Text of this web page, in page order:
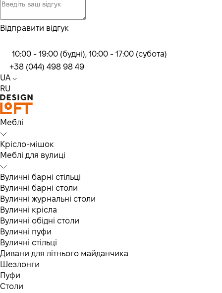
Відправити відгук
10:00 - 19:00 (будні), 10:00 - 17:00 (субота)
+38 (044) 498 98 49
UA
RU
Меблі
Крісло-мішок
Меблі для вулиці
Вуличні барні стільці
Вуличні барні столи
Вуличні журнальні столи
Вуличні крісла
Вуличні обідні столи
Вуличні пуфи
Вуличні стільці
Дивани для літнього майданчика
Шезлонги
Пуфи
Столи